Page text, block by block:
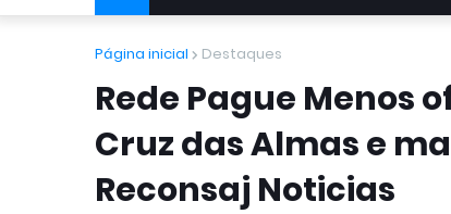
Página inicial Destaques
Rede Pague Menos
Cruz das Almas e
Reconsaj Noticias